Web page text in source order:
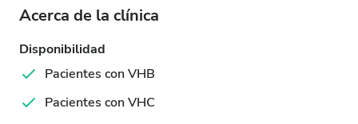
Acerca de la clínica
Disponibilidad
Pacientes con VHB
Pacientes con VHC